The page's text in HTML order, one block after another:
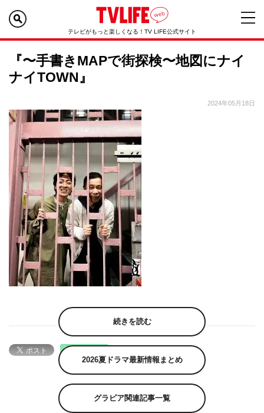
テレビがもっと楽しくなる！TV LIFE公式サイト
『〜手書きMAPで街探検〜地図にナイ
ナイTOWN』
2024年05月18日
続きを読む
2026夏ドラマ最新情報まとめ
グラビア関連記事一覧